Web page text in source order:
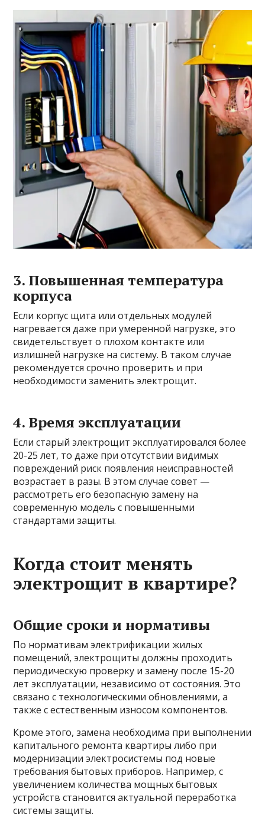
3. Повышенная температура
корпуса
Если корпус щита или отдельных модулей
нагревается даже при умеренной нагрузке, это
свидетельствует о плохом контакте или
излишней нагрузке на систему. В таком случае
рекомендуется срочно проверить и при
необходимости заменить электрощит.
4. Время эксплуатации
Если старый электрощит эксплуатировался более
20-25 лет, то даже при отсутствии видимых
повреждений риск появления неисправностей
возрастает в разы. В этом случае совет —
рассмотреть его безопасную замену на
современную модель с повышенными
стандартами защиты.
Когда стоит менять
электрощит в квартире?
Общие сроки и нормативы
По нормативам электрификации жилых
помещений, электрощиты должны проходить
периодическую проверку и замену после 15-20
лет эксплуатации, независимо от состояния. Это
связано с технологическими обновлениями, а
также с естественным износом компонентов.
Кроме этого, замена необходима при выполнении
капитального ремонта квартиры либо при
модернизации электросистемы под новые
требования бытовых приборов. Например, с
увеличением количества мощных бытовых
устройств становится актуальной переработка
системы защиты.